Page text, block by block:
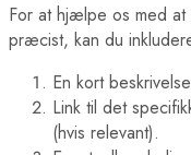
For at hjælpe os med
præcist, kan du
En kort
Link til det
(hvis relevant).